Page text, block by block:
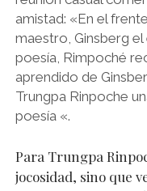
amistad: «En el
maestro, Ginsberg
poesía, Rimpoché
aprendido de
Trungpa Rinpoche
poesía «.
Para Trungpa
jocosidad, sino que